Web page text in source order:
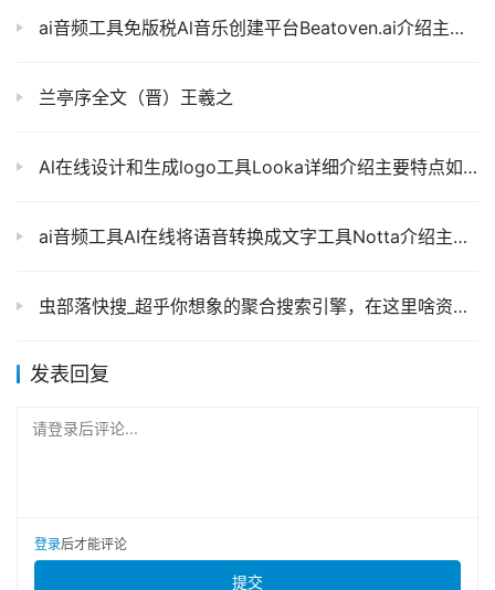
ai音频工具免版税Al音乐创建平台Beatoven.ai介绍主要特点及官网地址
兰亭序全文（晋）王羲之
Al在线设计和生成logo工具Looka详细介绍主要特点如何使用及官网地址
ai音频工具AI在线将语音转换成文字工具Notta介绍主要特点及官网地址
虫部落快搜_超乎你想象的聚合搜索引擎，在这里啥资源都能搜到！
发表回复
请登录后评论...
登录后才能评论
提交